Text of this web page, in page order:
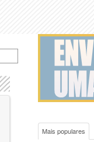
Mais populares